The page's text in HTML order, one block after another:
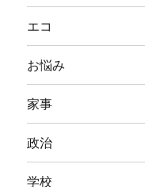
エコ
お悩み
家事
政治
学校